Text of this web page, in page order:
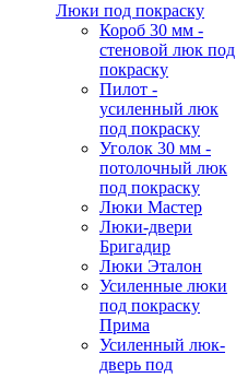
Люки под покраску
Короб 30 мм -
стеновой люк под
покраску
Пилот -
усиленный люк
под покраску
Уголок 30 мм -
потолочный люк
под покраску
Люки Мастер
Люки-двери
Бригадир
Люки Эталон
Усиленные люки
под покраску
Прима
Усиленный люк-
дверь под